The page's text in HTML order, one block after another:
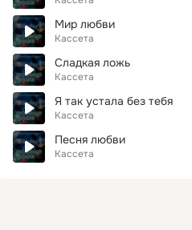
Мир любви
Кассета
Сладкая ложь
Кассета
Я так устала без тебя
Кассета
Песня любви
Кассета